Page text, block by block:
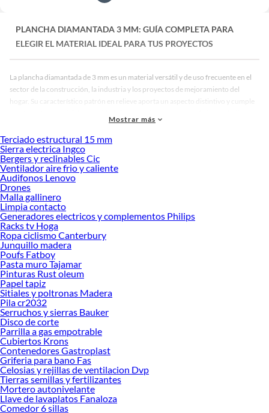
PLANCHA DIAMANTADA 3 MM: GUÍA COMPLETA PARA
ELEGIR EL MATERIAL IDEAL PARA TUS PROYECTOS
La plancha diamantada de 3 mm es un material versátil y de uso frecuente en el
sector de la construcción, la industria y los proyectos de mejoramiento del
hogar. Su característico patrón en relieve aporta un aspecto distintivo y cumple
En esta guía completa, exploraremos todo lo que necesitas saber sobre este
material para que puedas tomar la mejor decisión de compra según tus
necesidades específicas.
Ya sea que estés planificando la construcción de escaleras industriales, pisos
para talleres, rampas de acceso o proyectos decorativos con un toque industrial,
la plancha diamantada de 3 mm ofrece un equilibrio entre resistencia,
funcionalidad y costo. Sigue leyendo para conocer las características,
aplicaciones y consideraciones clave que te ayudarán a seleccionar el producto
adecuado.
¿Qué es una Plancha Diamantada?
La plancha diamantada, también conocida como lámina estriada, chapa
lagrimada o placa antideslizante, es una lámina metálica que presenta un patrón
de relieves en forma de diamante o lágrima en una de sus caras. Este diseño
característico no es meramente estético; cumple funciones prácticas
fundamentales que la convierten en un material indispensable en múltiples
industrias.
Características del Patrón Diamantado
El relieve diamantado consiste en protuberancias elevadas distribuidas de
manera uniforme sobre la superficie de la plancha. Estas elevaciones, que
típicamente tienen una altura de entre 1 y 2 mm sobre la superficie base, crean
un patrón geométrico que:
Incrementa significativamente la fricción superficial
Mostrar más
Terciado estructural 15 mm
Sierra electrica Ingco
Bergers y reclinables Cic
Ventilador aire frio y caliente
Audifonos Lenovo
Drones
Malla gallinero
Limpia contacto
Generadores electricos y complementos Philips
Racks tv Hoga
Ropa ciclismo Canterbury
Junquillo madera
Poufs Fatboy
Pasta muro Tajamar
Pinturas Rust oleum
Papel tapiz
Sitiales y poltronas Madera
Pila cr2032
Serruchos y sierras Bauker
Disco de corte
Parrilla a gas empotrable
Cubiertos Krons
Contenedores Gastroplast
Griferia para bano Fas
Celosias y rejillas de ventilacion Dvp
Tierras semillas y fertilizantes
Mortero autonivelante
Llave de lavaplatos Fanaloza
Comedor 6 sillas